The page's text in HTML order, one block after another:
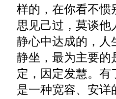
样的，在你看不惯
思见己过，莫谈他
静心中达成的，人
静坐，最为主要的
定，因定发慧。
是一种宽容、安详